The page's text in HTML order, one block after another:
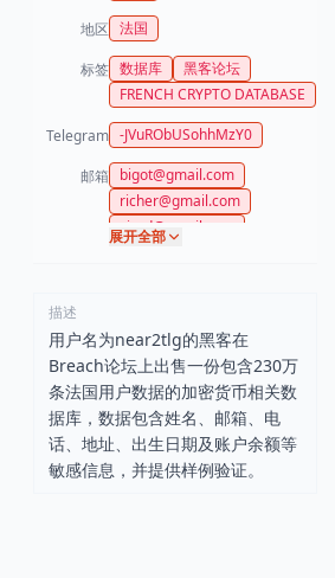
地区 法国
标签 数据库
黑客论坛
FRENCH CRYPTO DATABASE
Telegram -JVuRObUSohhMzY0
邮箱
bigot@gmail.com
richer@gmail.com
viard@gmail.com
mergoil@gmail.com
dabboussi@gmail.com
jmboisaubert78@gmail.com
martin@gmail.com
magueurdavid@gmail.com
julienne974@gmail.com
展开全部
描述
用户名为near2tlg的黑客在
Breach论坛上出售一份包含230万
条法国用户数据的加密货币相关数
据库，数据包含姓名、邮箱、电
话、地址、出生日期及账户余额等
敏感信息，并提供样例验证。